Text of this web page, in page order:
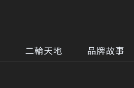
二輪天地 品牌故事